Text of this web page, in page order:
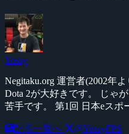
Yossy
Negitaku.org 運営者(2002年
Dota 2が大好きです。 じゃ
苦手です。 第1回 日本eスポ
記事一覧へ @YossyFPS